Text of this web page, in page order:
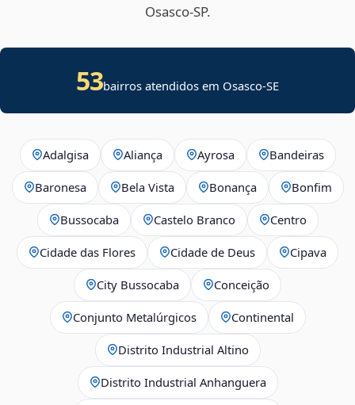
Osasco‑SP.
53bairros atendidos em Osasco-SE
Adalgisa Aliança Ayrosa Bandeiras
Baronesa Bela Vista Bonança Bonfim
Bussocaba Castelo Branco Centro
Cidade das Flores Cidade de Deus Cipava
City Bussocaba Conceição
Conjunto Metalúrgicos Continental
Distrito Industrial Altino
Distrito Industrial Anhanguera